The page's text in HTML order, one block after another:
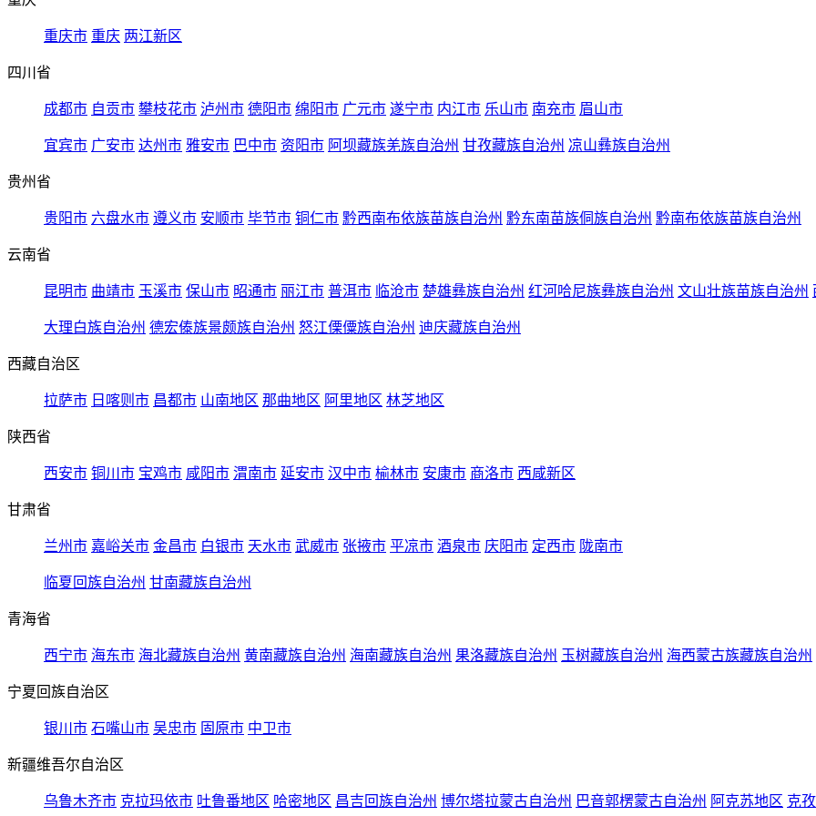
重庆市 重庆 两江新区
四川省
成都市 自贡市 攀枝花市 泸州市 德阳市 绵阳市 广元市 遂宁市 内江市 乐山市 南充市 眉山市
宜宾市 广安市 达州市 雅安市 巴中市 资阳市 阿坝藏族羌族自治州 甘孜藏族自治州 凉山彝族自治州
贵州省
贵阳市 六盘水市 遵义市 安顺市 毕节市 铜仁市 黔西南布依族苗族自治州 黔东南苗族侗族自治州 黔南布依族苗族自治州
云南省
昆明市 曲靖市 玉溪市 保山市 昭通市 丽江市 普洱市 临沧市 楚雄彝族自治州 红河哈尼族彝族自治州 文山壮族苗族自治州
大理白族自治州 德宏傣族景颇族自治州 怒江傈僳族自治州 迪庆藏族自治州
西藏自治区
拉萨市 日喀则市 昌都市 山南地区 那曲地区 阿里地区 林芝地区
陕西省
西安市 铜川市 宝鸡市 咸阳市 渭南市 延安市 汉中市 榆林市 安康市 商洛市 西咸新区
甘肃省
兰州市 嘉峪关市 金昌市 白银市 天水市 武威市 张掖市 平凉市 酒泉市 庆阳市 定西市 陇南市
临夏回族自治州 甘南藏族自治州
青海省
西宁市 海东市 海北藏族自治州 黄南藏族自治州 海南藏族自治州 果洛藏族自治州 玉树藏族自治州 海西蒙古族藏族自治州
宁夏回族自治区
银川市 石嘴山市 吴忠市 固原市 中卫市
新疆维吾尔自治区
乌鲁木齐市 克拉玛依市 吐鲁番地区 哈密地区 昌吉回族自治州 博尔塔拉蒙古自治州 巴音郭楞蒙古自治州 阿克苏地区 克